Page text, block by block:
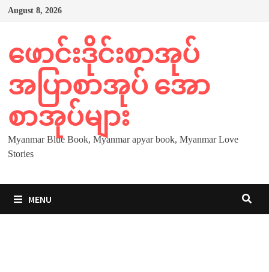
Skip
August 8, 2026
ဖောင်းဒိုင်းစာအုပ်
အပြာစာအုပ် အော
စာအုပ်များ
Myanmar Blue Book, Myanmar apyar book, Myanmar Love
Stories
MENU